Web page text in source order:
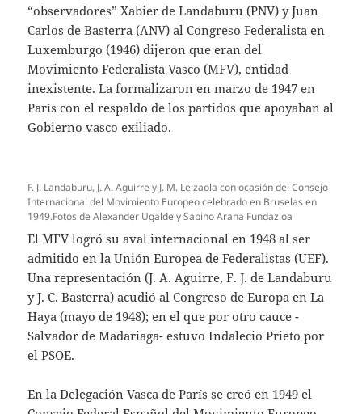
“observadores” Xabier de Landaburu (PNV) y Juan
Carlos de Basterra (ANV) al Congreso Federalista en
Luxemburgo (1946) dijeron que eran del
Movimiento Federalista Vasco (MFV), entidad
inexistente. La formalizaron en marzo de 1947 en
París con el respaldo de los partidos que apoyaban al
Gobierno vasco exiliado.
F. J. Landaburu, J. A. Aguirre y J. M. Leizaola con ocasión del Consejo
Internacional del Movimiento Europeo celebrado en Bruselas en
1949.Fotos de Alexander Ugalde y Sabino Arana Fundazioa
El MFV logró su aval internacional en 1948 al ser
admitido en la Unión Europea de Federalistas (UEF).
Una representación (J. A. Aguirre, F. J. de Landaburu
y J. C. Basterra) acudió al Congreso de Europa en La
Haya (mayo de 1948); en el que por otro cauce -
Salvador de Madariaga- estuvo Indalecio Prieto por
el PSOE.
En la Delegación Vasca de París se creó en 1949 el